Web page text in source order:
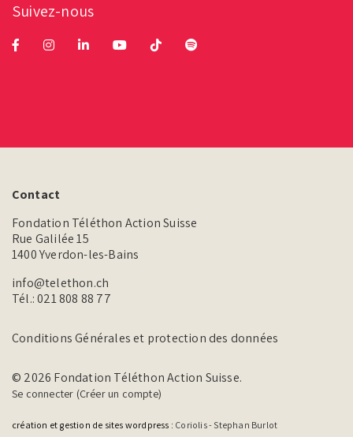
Suivez-nous
Contact
Fondation Téléthon Action Suisse
Rue Galilée 15
1400 Yverdon-les-Bains
info@telethon.ch
Tél.:021 808 88 77
Conditions Générales et protection des données
© 2026 Fondation Téléthon Action Suisse.
Se connecter (Créer un compte)
création et gestion de sites wordpress : Coriolis - Stephan Burlot